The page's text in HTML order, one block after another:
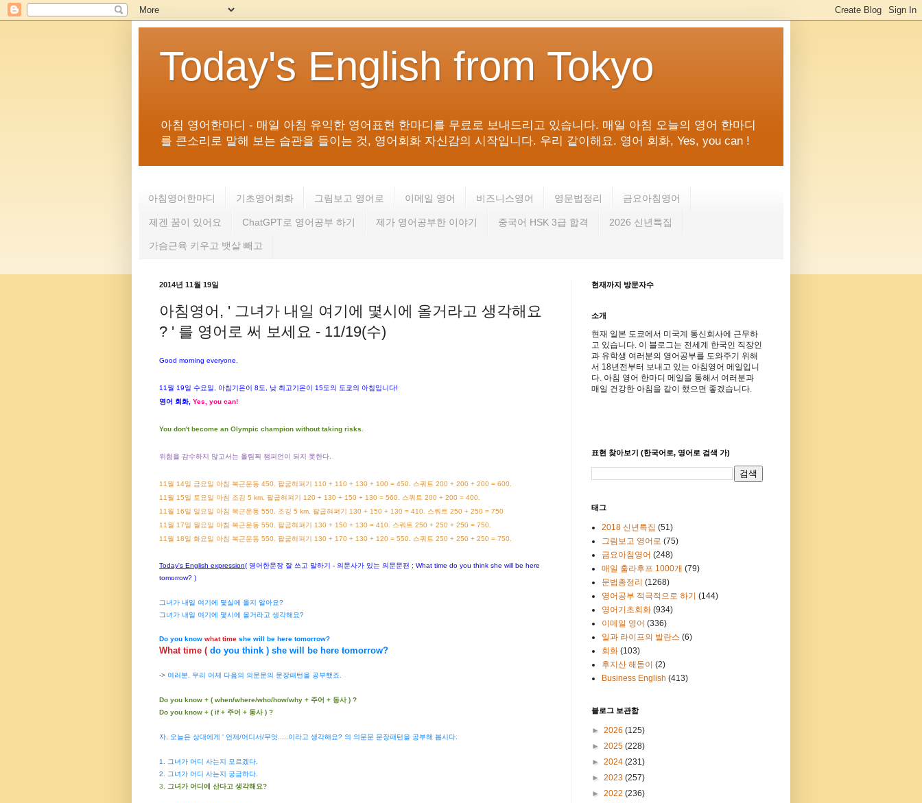
Today's English from Tokyo
아침 영어한마디 - 매일 아침 유익한 영어표현 한마디를 무료로 보내드리고 있습니다. 매일 아침 오늘의 영어 한마디
를 큰소리로 말해 보는 습관을 들이는 것, 영어회화 자신감의 시작입니다. 우리 같이해요. 영어 회화, Yes, you can !
아침영어한마디 기초영어회화 그림보고 영어로 이메일 영어 비즈니스영어 영문법정리 금요아침영어
제겐 꿈이 있어요 ChatGPT로 영어공부 하기 제가 영어공부한 이야기 중국어 HSK 3급 합격 2026 신년특집
가슴근육 키우고 뱃살 빼고
2014년 11월 19일
아침영어, ' 그녀가 내일 여기에 몇시에 올거라고 생각해요
? ' 를 영어로 써 보세요 - 11/19(수)
Good morning everyone,
11월 19일 수요일, 아침기온이 8도, 낮 최고기온이 15도의 도쿄의 아침입니다!
영어 회화, Yes, you can!
You don't become an Olympic champion without taking risks.
위험을 감수하지 않고서는 올림픽 챔피언이 되지 못한다.
11월 14일 금요일 아침 복근운동 450. 팔굽혀펴기 110 + 110 + 130 + 100 = 450. 스쿼트 200 + 200 + 200 = 600.
11월 15일 토요일 아침 조깅 5 km. 팔굽혀펴기 120 + 130 + 150 + 130 = 560. 스쿼트 200 + 200 = 400.
11월 16일 일요일 아침 복근운동 550. 조깅 5 km. 팔굽혀펴기 130 + 150 + 130 = 410. 스쿼트 250 + 250 = 750
11월 17일 월요일 아침 복근운동 550. 팔굽혀펴기 130 + 150 + 130 = 410. 스쿼트 250 + 250 + 250 = 750.
11월 18일 화요일 아침 복근운동 550. 팔굽혀펴기 130 + 170 + 130 + 120 = 550. 스쿼트 250 + 250 + 250 = 750.
Today's English expression( 영어한문장 잘 쓰고 말하기 - 의문사가 있는 의문문편 ; What time do you think she will be here
tomorrow? )
그녀가 내일 여기에 몇실에 올지 알아요?
그녀가 내일 여기에 몇시에 올거라고 생각해요?
Do you know what time she will be here tomorrow?
What time ( do you think ) she will be here tomorrow?
-> 여러분, 우리 어제 다음의 의문문의 문장패턴을 공부했죠.
Do you know + ( when/where/who/how/why + 주어 + 동사 ) ?
Do you know + ( if + 주어 + 동사 ) ?
자, 오늘은 상대에게 ' 언제/어디서/무엇.....이라고 생각해요? 의 의문문 문장패턴을 공부해 봅시다.
1. 그녀가 어디 사는지 모르겠다.
2. 그녀가 어디 사는지 궁금하다.
3. 그녀가 어디에 산다고 생각해요?
현재까지 방문자수
소개
현재 일본 도쿄에서 미국계 통신회사에 근무하
고 있습니다. 이 블로그는 전세계 한국인 직장인
과 유학생 여러분의 영어공부를 도와주기 위해
서 18년전부터 보내고 있는 아침영어 메일입니
다. 아침 영어 한마디 메일을 통해서 여러분과
매일 건강한 아침을 같이 했으면 좋겠습니다.
표현 찾아보기 (한국어로, 영어로 검색 가)
태그
2018 신년특집 (51)
그림보고 영어로 (75)
금요아침영어 (248)
매일 훌라후프 1000개 (79)
문법총정리 (1268)
영어공부 적극적으로 하기 (144)
영어기초회화 (934)
이메일 영어 (336)
일과 라이프의 발란스 (6)
회화 (103)
후지산 해돋이 (2)
Business English (413)
블로그 보관함
► 2026 (125)
► 2025 (228)
► 2024 (231)
► 2023 (257)
► 2022 (236)